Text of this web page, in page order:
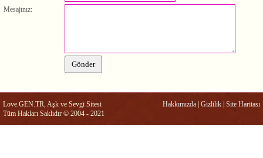
Mesajınız:
Love.GEN.TR, Aşk ve Sevgi Sitesi
Tüm Hakları Saklıdır © 2004 - 2021
Hakkımızda | Gizlilik | Site Haritası